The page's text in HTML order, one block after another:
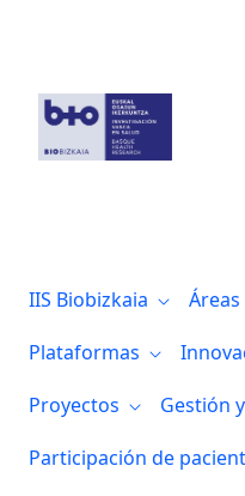
IIS Biobizkaia
Plataformas
Proyectos
Gestión
Participación de